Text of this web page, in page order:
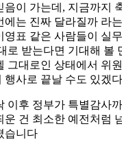
음이 가는데, 지금까지
에는 진짜 달라질까 라
영표 같은 사람들이 실
로 받는다면 기대해 볼
그대로인 상태에서 위
행사로 끝날 수도 있겠
이후 정부가 특별감사
운 건 최소한 예전처럼
습니다